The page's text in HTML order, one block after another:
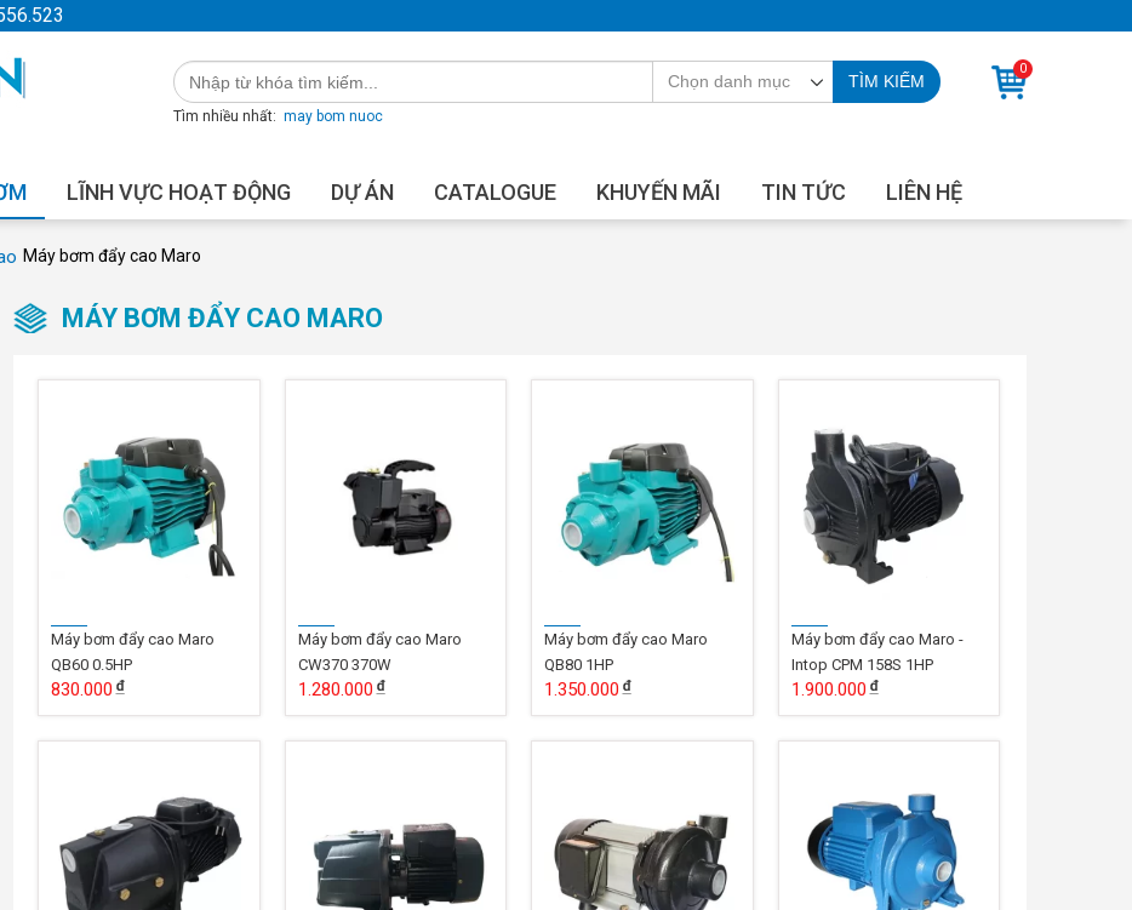
TÌM KIẾM
Tìm nhiều nhất: may bom nuoc
0
LĨNH VỰC HOẠT ĐỘNG DỰ ÁN CATALOGUE KHUYẾN MÃI TIN TỨC LIÊN HỆ
Máy bơm đẩy cao Maro
MÁY BƠM ĐẨY CAO MARO
Máy bơm đẩy cao Maro
QB60 0.5HP
830.000
Máy bơm đẩy cao Maro
CW370 370W
1.280.000
Máy bơm đẩy cao Maro
QB80 1HP
1.350.000
Máy bơm đẩy cao Maro -
Intop CPM 158S 1HP
1.900.000